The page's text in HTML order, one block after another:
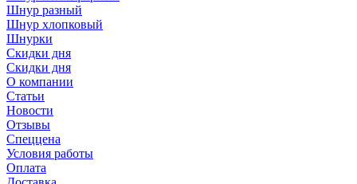
Шнур разный
Шнур хлопковый
Шнурки
Скидки дня
Скидки дня
О компании
Статьи
Новости
Отзывы
Спеццена
Условия работы
Оплата